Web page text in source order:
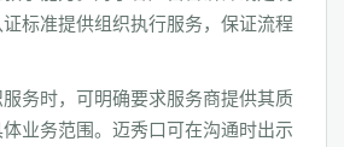
标准提供组织执行服务，保证流程
务时，可明确要求服务商提供其质
业务范围。迈秀口可在沟通时出示